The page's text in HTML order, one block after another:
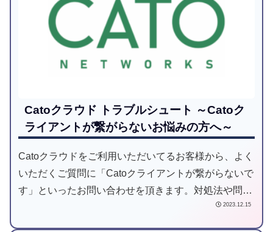
Catoクラウド トラブルシュート ～Catoク
ライアントが繋がらないお悩みの方へ～
Catoクラウドをご利用いただいてるお客様から、よく
いただくご質問に「Catoクライアントが繋がらないで
す」といったお問い合わせを頂きます。対処法や問題
2023.12.15